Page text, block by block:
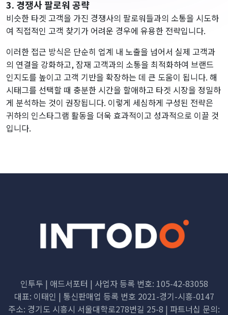
3. 경쟁사 팔로워 공략
비슷한 타겟 고객을 가진 경쟁사의 팔로워들과의 소통을 시도하
여 직접적인 고객 찾기가 어려운 경우에 유용한 전략입니다.
이러한 접근 방식은 단순히 업계 내 노출을 넘어서 실제 고객과
의 연결을 강화하고, 잠재 고객과의 소통을 최적화하여 브랜드
인지도를 높이고 고객 기반을 확장하는 데 큰 도움이 됩니다. 해
시태그를 선택할 때 충분한 시간을 할애하고 타겟 시장을 정밀하
게 분석하는 것이 권장됩니다. 이렇게 세심하게 구성된 전략은
귀하의 인스타그램 활동을 더욱 효과적이고 성과적으로 이끌 것
입니다.
인투두 | 애드서포터 | 사업자 등록 번호: 105-42-83058
대표: 이태인 | 통신판매업 등록 번호 2021-경기-시흥-0147
주소: 경기도 시흥시 서울대학로278번길 25-8 | 파트너십 문의: